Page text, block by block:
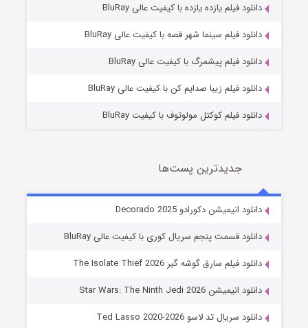
شوگر فصل ۲
خاندان اژدها فصل ۳
دانلود فیلم یازده یازده با کیفیت عالی BluRay
دانلود فیلم سینما شهر قصه با کیفیت عالی BluRay
دانلود فیلم پیشمرگ با کیفیت عالی BluRay
دانلود فیلم زیبا صدایم کن با کیفیت عالی BluRay
دانلود فیلم کوکتل مولوتوف با کیفیت BluRay
جدیدترین پست‌ها
دانلود انیمیشن دکورادو Decorado 2025
دانلود قسمت پنجم سریال کوری با کیفیت عالی BluRay
دانلود فیلم سارق گوشه گیر The Isolate Thief 2026
دانلود انیمیشن Star Wars: The Ninth Jedi 2026
دانلود سریال تد لاسو Ted Lasso 2020-2026